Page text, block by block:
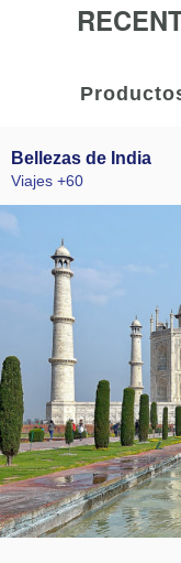
Bellezas de India
Viajes +60